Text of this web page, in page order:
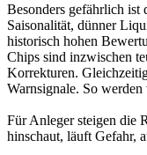
Besonders gefährlich ist
Saisonalität, dünner
historisch hohen
Chips sind inzwischen
Korrekturen.
Warnsignale. So
Für Anleger steigen die
hinschaut, läuft Gefahr,